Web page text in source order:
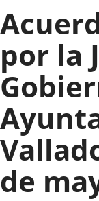
por la
de